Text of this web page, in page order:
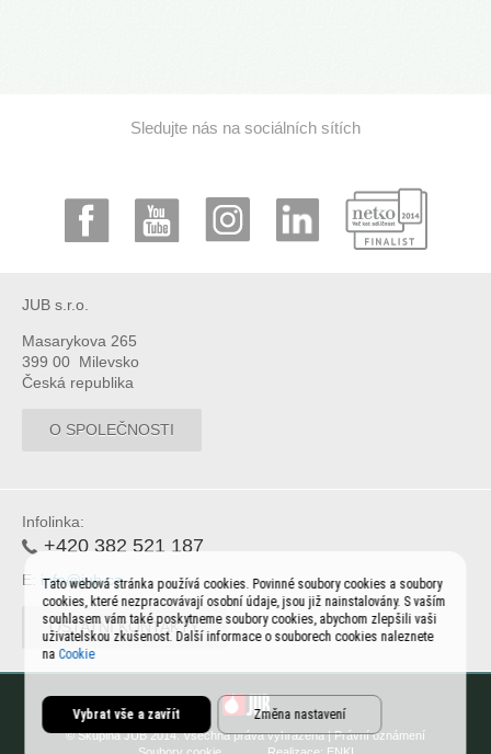
Sledujte nás na sociálních sítích
JUB s.r.o.
Masarykova 265
399 00 Milevsko
Česká republika
O SPOLEČNOSTI
Infolinka:
+420 382 521 187
E: info@jub.cz
OSTATNÍ KONTAKTY
© Skupina JUB 2014. Všechna práva vyhrazena |Právní oznámení
Tato webová stránka používá cookies. Povinné soubory cookies a soubory
cookies, které nezpracovávají osobní údaje, jsou již nainstalovány. S vaším
souhlasem vám také poskytneme soubory cookies, abychom zlepšili vaši
uživatelskou zkušenost. Další informace o souborech cookies naleznete
na Cookie
Změna nastavení
Vybrat vše a zavřít